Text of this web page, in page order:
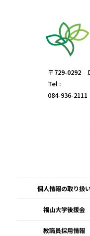
〒729-0292
Tel :
084-936-2111
個人情報の取り扱
福山大学後援会
教職員採用情報